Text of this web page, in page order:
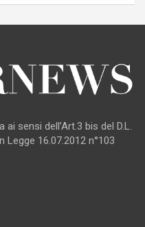
sensi dell’Art.3 bis del D.L.
Legge 16.07.2012 n°103